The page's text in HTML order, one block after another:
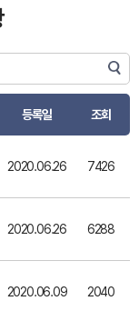
등록일 조회
2020.06.26 7426
2020.06.26 6288
2020.06.09 2040